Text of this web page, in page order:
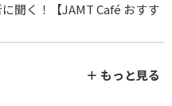
聞く！【JAMT Café おすす
＋ もっと見る